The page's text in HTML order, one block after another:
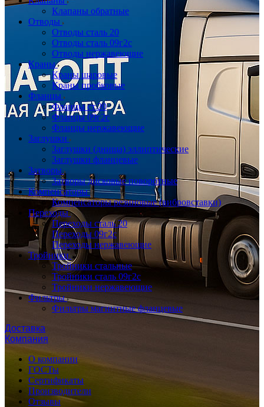
Клапаны обратные
Отводы
Отводы сталь 20
Отводы сталь 09г2с
Отводы нержавеющие
Краны
Краны шаровые
Краны пробковые
Фланцы
Фланцы ст.20
Фланцы 09г2с
Фланцы нержавеющие
Заглушки
Заглушки (днища) эллиптические
Заглушки фланцевые
Затворы
Затворы дисковые поворотные
Компенсаторы
Компенсаторы резиновые (вибровставки)
Переходы
Переходы сталь 20
Переходы 09г2с
Переходы нержавеющие
Тройники
Тройники стальные
Тройники сталь 09г2с
Тройники нержавеющие
Фильтры
Фильтры магнитные фланцевые
Доставка
Компания
О компании
ГОСТы
Сертификаты
Производители
Отзывы